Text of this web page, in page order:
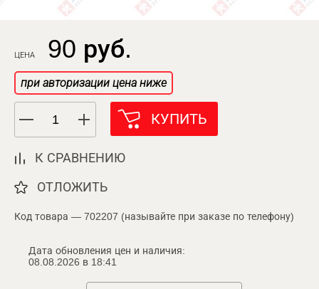
ЦЕНА 90 руб.
при авторизации цена ниже
КУПИТЬ
К СРАВНЕНИЮ
ОТЛОЖИТЬ
Код товара — 702207 (называйте при заказе по телефону)
Дата обновления цен и наличия:
08.08.2026 в 18:41